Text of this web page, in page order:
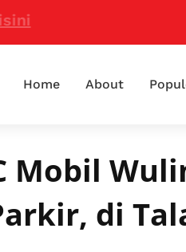
Home About
Mobil
di